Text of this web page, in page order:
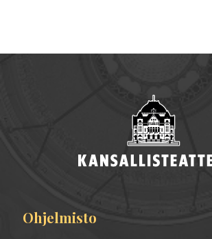
Alatunnisteen
valikko
Ohjelmisto